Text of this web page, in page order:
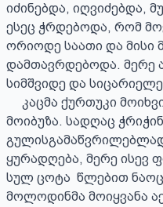
იძინებდა, იღვიძებდა,
ესეც ჭრდებოდა, რომ
ორიოდე საათი და მისი
დამთავრდებოდა. მერე
სიმშვიდე და
მოიბუზა. სადღაც
გულისგამაწვრილებლად.
ყურადღება, მერე ისევ
სულ ცოტა  წლებით
მოლოდინმა მოიყვანა